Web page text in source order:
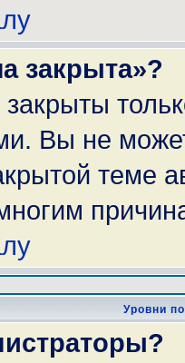
закрыта»?
Вы не
теме
Уровни